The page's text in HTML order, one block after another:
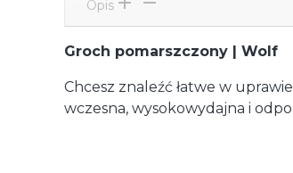
Opis
Groch pomarszczony | Wolf
Chcesz znaleźć łatwe w
wczesna, wysokowydajna i